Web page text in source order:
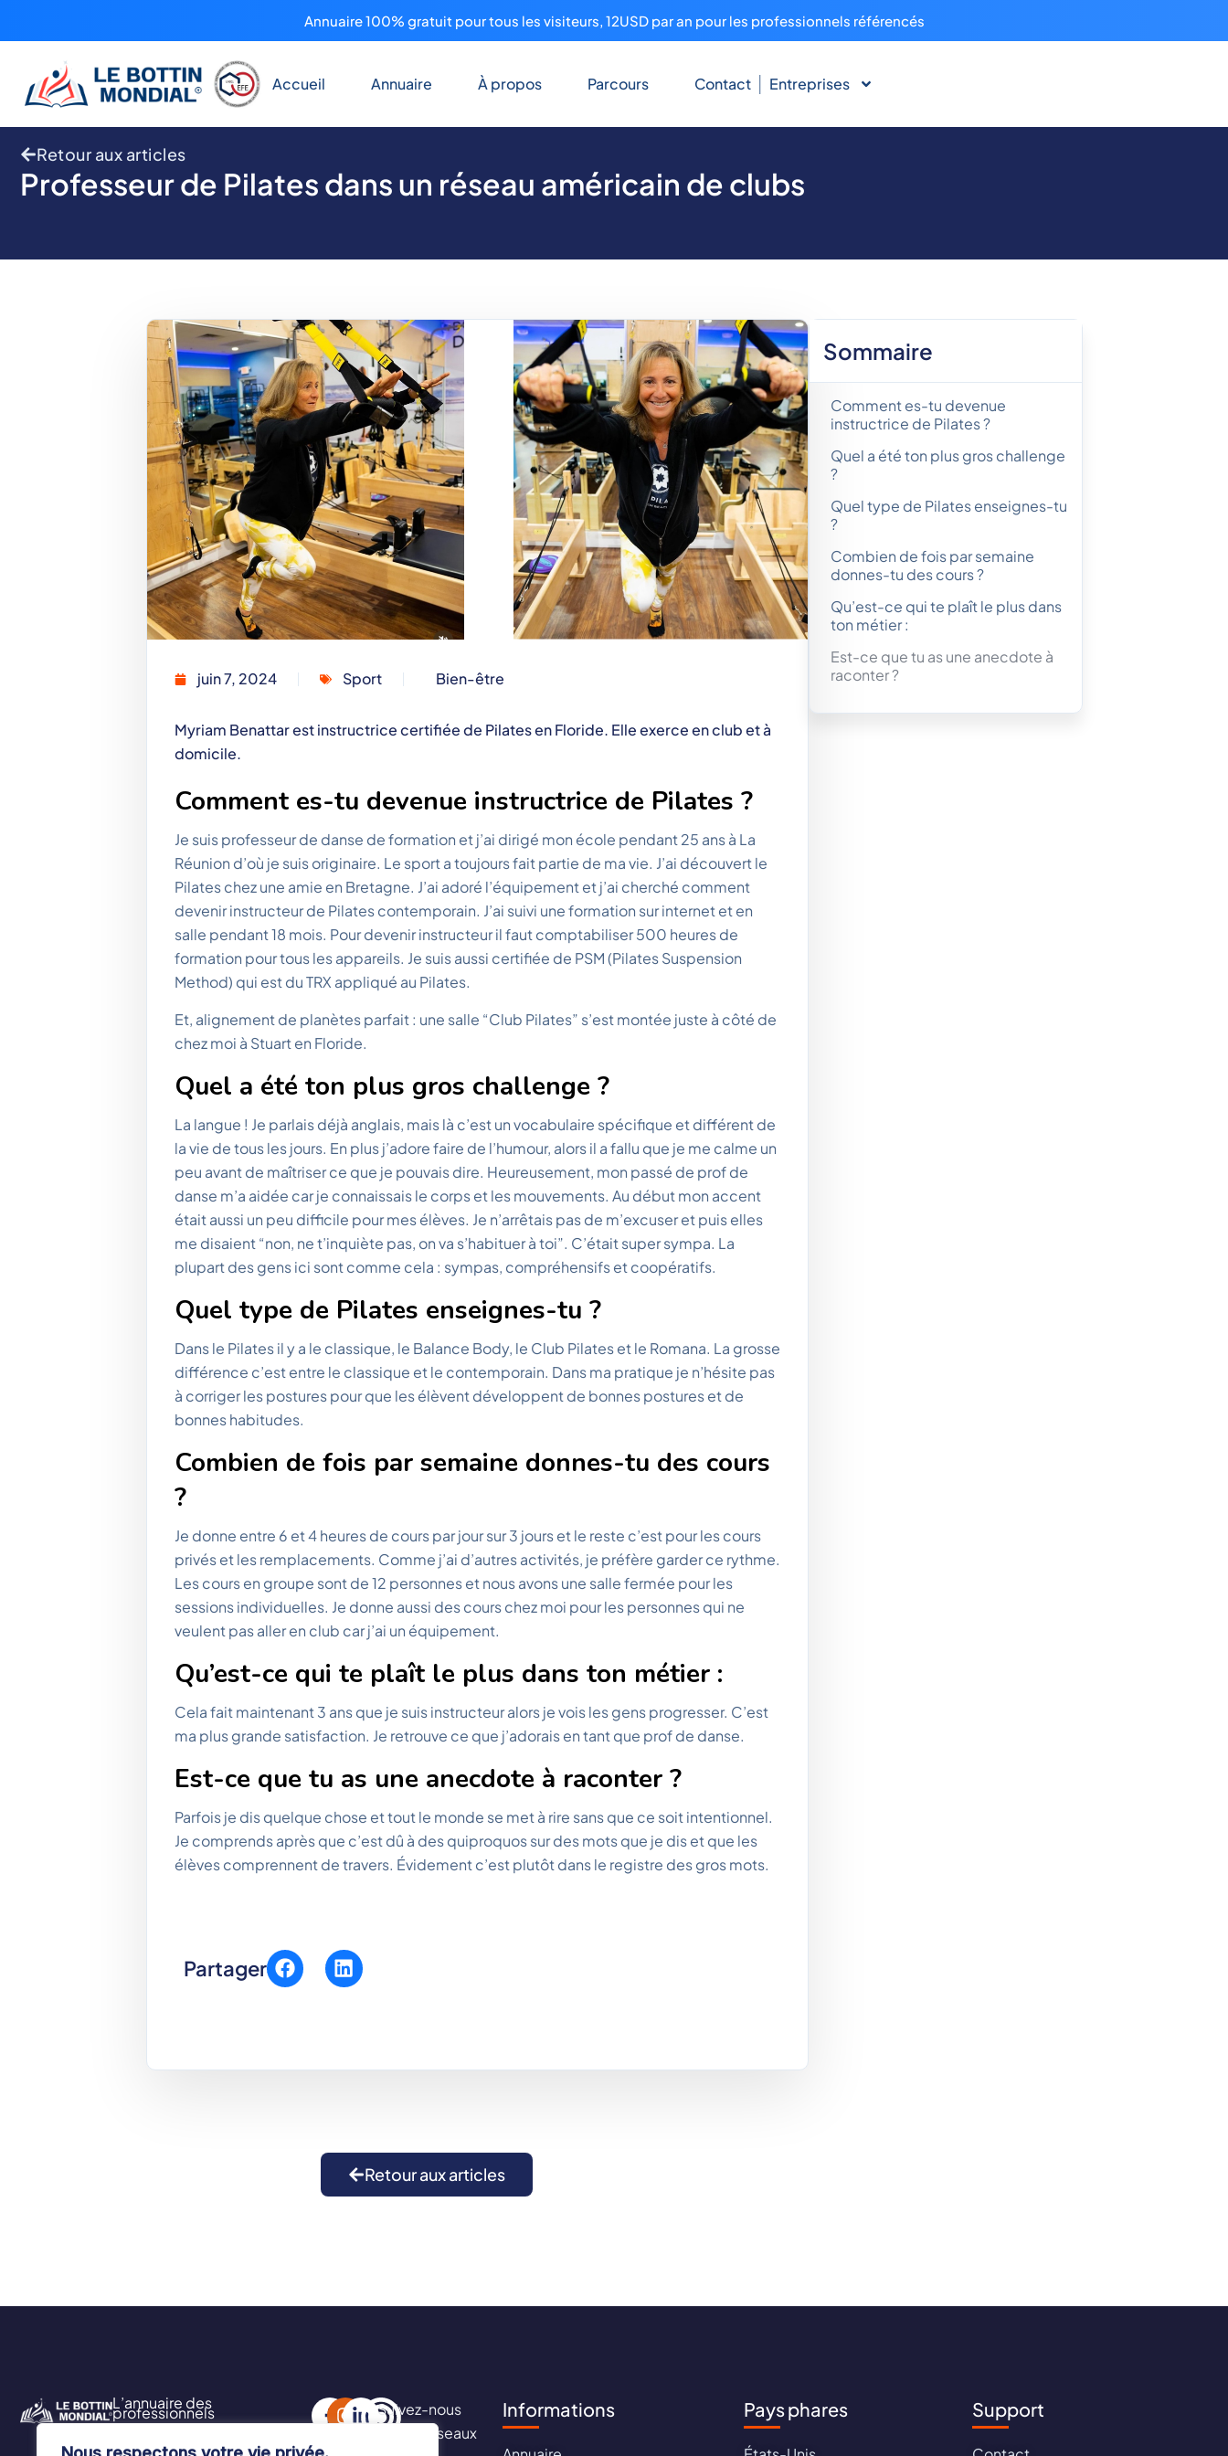
Annuaire 100% gratuit pour tous les visiteurs, 12USD par an pour les professionnels référencés
Accueil Annuaire À propos Parcours Contact Entreprises
Retour aux articles
Professeur de Pilates dans un réseau américain de clubs
juin 7, 2024 Sport Bien-être
Myriam Benattar est instructrice certifiée de Pilates en Floride. Elle exerce en club et à
domicile.
Comment es-tu devenue instructrice de Pilates ?
Je suis professeur de danse de formation et j’ai dirigé mon école pendant 25 ans à La
Réunion d’où je suis originaire. Le sport a toujours fait partie de ma vie. J’ai découvert le
Pilates chez une amie en Bretagne. J’ai adoré l’équipement et j’ai cherché comment
devenir instructeur de Pilates contemporain. J’ai suivi une formation sur internet et en
salle pendant 18 mois. Pour devenir instructeur il faut comptabiliser 500 heures de
formation pour tous les appareils. Je suis aussi certifiée de PSM (Pilates Suspension
Method) qui est du TRX appliqué au Pilates.
Et, alignement de planètes parfait : une salle “Club Pilates” s’est montée juste à côté de
chez moi à Stuart en Floride.
Quel a été ton plus gros challenge ?
La langue ! Je parlais déjà anglais, mais là c’est un vocabulaire spécifique et différent de
la vie de tous les jours. En plus j’adore faire de l’humour, alors il a fallu que je me calme un
peu avant de maîtriser ce que je pouvais dire. Heureusement, mon passé de prof de
danse m’a aidée car je connaissais le corps et les mouvements. Au début mon accent
était aussi un peu difficile pour mes élèves. Je n’arrêtais pas de m’excuser et puis elles
me disaient “non, ne t’inquiète pas, on va s’habituer à toi”. C’était super sympa. La
plupart des gens ici sont comme cela : sympas, compréhensifs et coopératifs.
Quel type de Pilates enseignes-tu ?
Dans le Pilates il y a le classique, le Balance Body, le Club Pilates et le Romana. La grosse
différence c’est entre le classique et le contemporain. Dans ma pratique je n’hésite pas
à corriger les postures pour que les élèvent développent de bonnes postures et de
bonnes habitudes.
Combien de fois par semaine donnes-tu des cours
?
Je donne entre 6 et 4 heures de cours par jour sur 3 jours et le reste c’est pour les cours
privés et les remplacements. Comme j’ai d’autres activités, je préfère garder ce rythme.
Les cours en groupe sont de 12 personnes et nous avons une salle fermée pour les
sessions individuelles. Je donne aussi des cours chez moi pour les personnes qui ne
veulent pas aller en club car j’ai un équipement.
Qu’est-ce qui te plaît le plus dans ton métier :
Cela fait maintenant 3 ans que je suis instructeur alors je vois les gens progresser. C’est
ma plus grande satisfaction. Je retrouve ce que j’adorais en tant que prof de danse.
Est-ce que tu as une anecdote à raconter ?
Parfois je dis quelque chose et tout le monde se met à rire sans que ce soit intentionnel.
Je comprends après que c’est dû à des quiproquos sur des mots que je dis et que les
élèves comprennent de travers. Évidement c’est plutôt dans le registre des gros mots.
Partager
Sommaire
Comment es-tu devenue
instructrice de Pilates ?
Quel a été ton plus gros challenge
?
Quel type de Pilates enseignes-tu
?
Combien de fois par semaine
donnes-tu des cours ?
Qu’est-ce qui te plaît le plus dans
ton métier :
Est-ce que tu as une anecdote à
raconter ?
Retour aux articles
L’annuaire des
professionnels
Suivez-nous
sur les réseaux
Informations Pays phares Support